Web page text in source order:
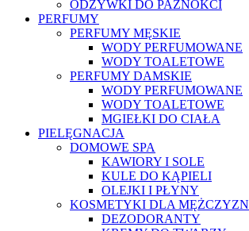
ODŻYWKI DO PAZNOKCI
PERFUMY
PERFUMY MĘSKIE
WODY PERFUMOWANE
WODY TOALETOWE
PERFUMY DAMSKIE
WODY PERFUMOWANE
WODY TOALETOWE
MGIEŁKI DO CIAŁA
PIELĘGNACJA
DOMOWE SPA
KAWIORY I SOLE
KULE DO KĄPIELI
OLEJKI I PŁYNY
KOSMETYKI DLA MĘŻCZYZN
DEZODORANTY